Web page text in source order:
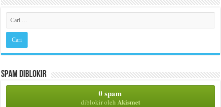
Spam Diblokir
0 spam
diblokir oleh Akismet